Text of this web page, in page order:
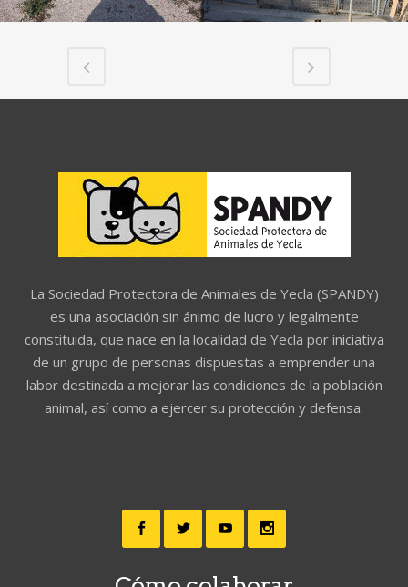
La Sociedad Protectora de Animales de Yecla (SPANDY)
es una asociación sin ánimo de lucro y legalmente
constituida, que nace en la localidad de Yecla por iniciativa
de un grupo de personas dispuestas a emprender una
labor destinada a mejorar las condiciones de la población
animal, así como a ejercer su protección y defensa.